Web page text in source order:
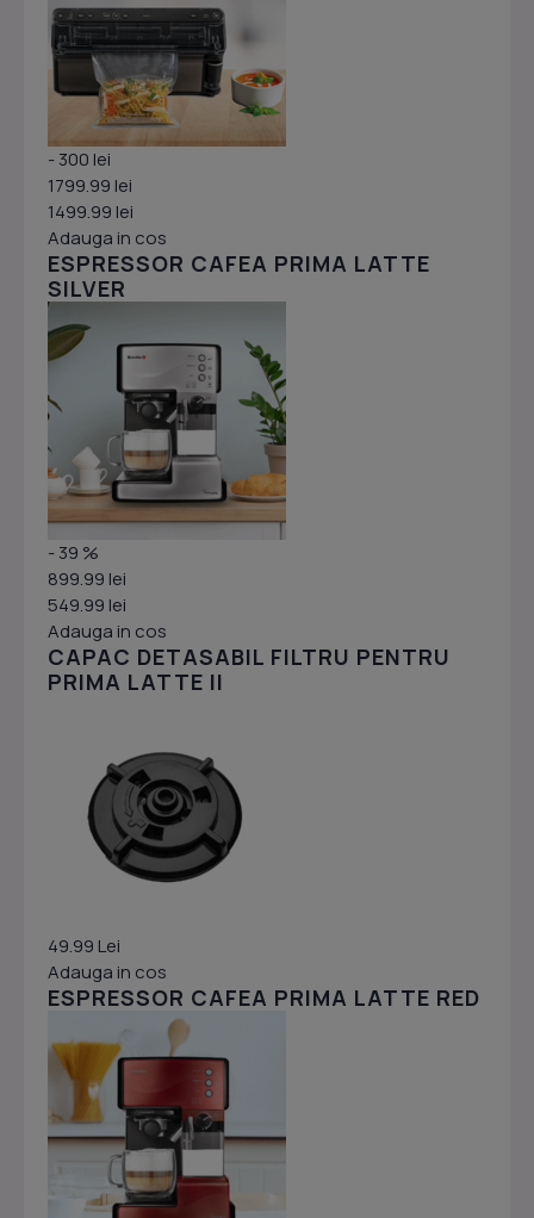
- 300 lei
1799.99 lei
1499.99 lei
Adauga in cos
ESPRESSOR CAFEA PRIMA LATTE
SILVER
- 39 %
899.99 lei
549.99 lei
Adauga in cos
CAPAC DETASABIL FILTRU PENTRU
PRIMA LATTE II
49.99 Lei
Adauga in cos
ESPRESSOR CAFEA PRIMA LATTE RED